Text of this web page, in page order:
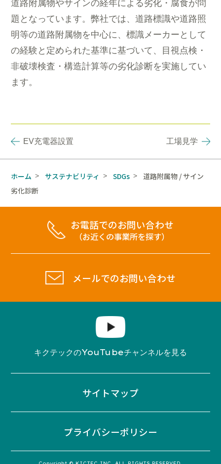
道路附属物やサインの経年による劣化・腐食が問
題となっています。弊社では、道路標識や道路照
明等の道路附属物を中心に、標識メーカーとして
の経験と定められた基準に基づいて、目視点検・
非破壊検査・構造計算等の劣化診断を実施してい
ます。
EV充電器設置 工場見学
ホーム > サステナビリティ > SDGs >
道路附属物 / サイン
劣化診断
お電話でのお問い合わせ
（お近くの事業所を探す）
メールでのお問い合わせ
キクテックのYouTubeチャンネルを見る
サイトマップ
プライバシーポリシー